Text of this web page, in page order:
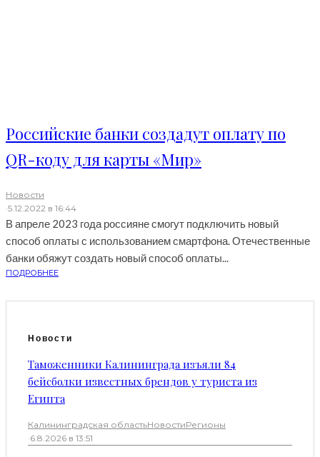
Российские банки создадут оплату по
QR-коду для карты «Мир»
Новости
·5.12.2022 в 16:44
В апреле 2023 года россияне смогут подключить новый
способ оплаты с использованием смартфона. Отечественные
банки обяжут создать новый способ оплаты...
ПОДРОБНЕЕ
Новости
Таможенники Калининграда изъяли 84
бейсболки известных брендов у туриста из
Египта
Калининградская областьНовостиРегионы
·6.8.2026 в 13:51